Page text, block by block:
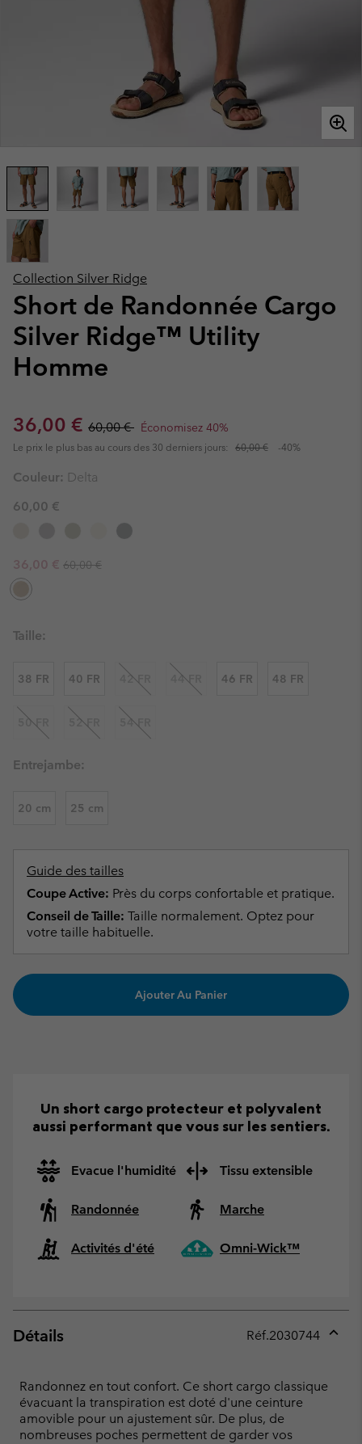
Collection Silver Ridge
Short de Randonnée Cargo
Silver Ridge™ Utility
Homme
Sale price:
36,00 € Regular price:
60,00 € Économisez 40%
Le prix le plus bas au cours des 30 derniers jours: 60,00 € -40%
Couleur: Delta
60,00 €
Sale price:
36,00 € Regular price:
60,00 €
Taille:
38 FR 40 FR 42 FR 44 FR 46 FR 48 FR
50 FR 52 FR 54 FR
Entrejambe:
20 cm 25 cm
Guide des tailles
Coupe Active: Près du corps confortable et pratique.
Conseil de Taille: Taille normalement. Optez pour
votre taille habituelle.
Ajouter Au Panier
Un short cargo protecteur et polyvalent
aussi performant que vous sur les sentiers.
Evacue l'humidité Tissu extensible
Randonnée Marche
Activités d'été Omni-Wick™
Détails Réf.2030744
Randonnez en tout confort. Ce short cargo classique
évacuant la transpiration est doté d'une ceinture
amovible pour un ajustement sûr. De plus, de
nombreuses poches permettent de garder vos